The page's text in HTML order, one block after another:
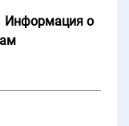
Информация о